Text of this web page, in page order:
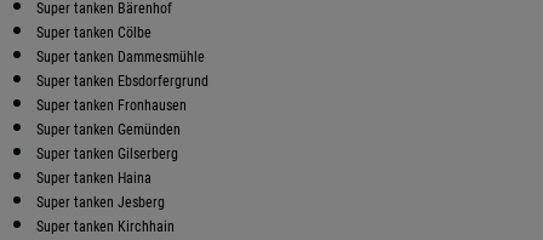
Super tanken Bärenhof
Super tanken Cölbe
Super tanken Dammesmühle
Super tanken Ebsdorfergrund
Super tanken Fronhausen
Super tanken Gemünden
Super tanken Gilserberg
Super tanken Haina
Super tanken Jesberg
Super tanken Kirchhain